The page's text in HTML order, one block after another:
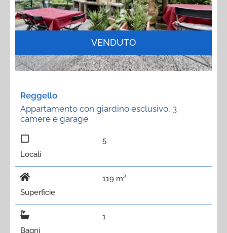
VENDUTO
Reggello
Appartamento con giardino esclusivo, 3
camere e garage
Locali
5
Superficie
119 m²
Bagni
1